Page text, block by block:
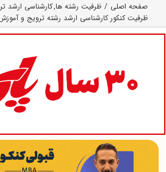
صفحه اصلی ظرفیت رشته ها کارشناسی ارشد
ظرفیت کنکور کارشناسی ارشد رشته ترویج و آموزش